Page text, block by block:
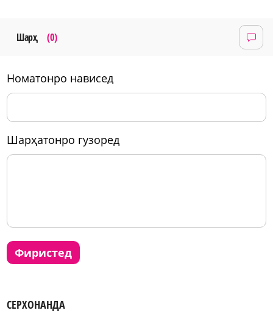
Шарҳ (0)
номатонро нависед
шарҳатонро гузоред
фиристед
СЕРХОНАНДА